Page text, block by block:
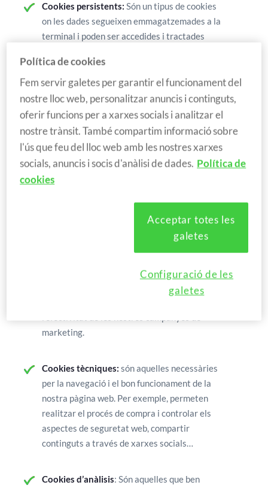
Cookies persistents: Són un tipus de cookies
on les dades segueixen emmagatzemades a la
terminal i poden ser accedides i tractades
Segons la seva finalitat i l’entitat que les gestiona:
Cookies pròpies: Són aquelles que enviem al
seu ordinador o terminal des de la nostra
pàgina web.
al seu ordinador o terminal des d’un domini o
una pàgina web que no és gestionada per
per exemple, les utilitzades per Google qui
instal·la cookies que ens ajuden a analitzar el
marketing.
Cookies tècniques: són aquelles necessàries
per la navegació i el bon funcionament de la
nostra pàgina web. Per exemple, permeten
realitzar el procés de compra i controlar els
aspectes de seguretat web, compartir
continguts a través de xarxes socials…
Cookies d’anàlisis: Són aquelles que ben
Política de cookies
Fem servir galetes per garantir el funcionament del
nostre lloc web, personalitzar anuncis i continguts,
oferir funcions per a xarxes socials i analitzar el
nostre trànsit. També compartim informació sobre
l'ús que feu del lloc web amb les nostres xarxes
socials, anuncis i socis d'anàlisi de dades. Política de
cookies
Acceptar totes les
galetes
Configuració de les
galetes